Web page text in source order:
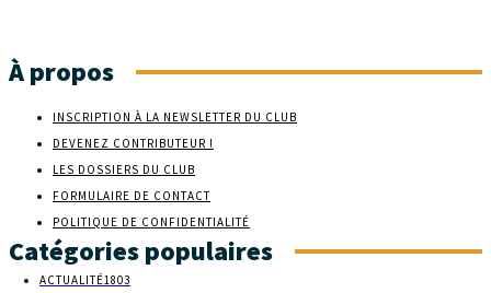
À propos
INSCRIPTION À LA NEWSLETTER DU CLUB
DEVENEZ CONTRIBUTEUR !
LES DOSSIERS DU CLUB
FORMULAIRE DE CONTACT
POLITIQUE DE CONFIDENTIALITÉ
Catégories populaires
ACTUALITÉ1803